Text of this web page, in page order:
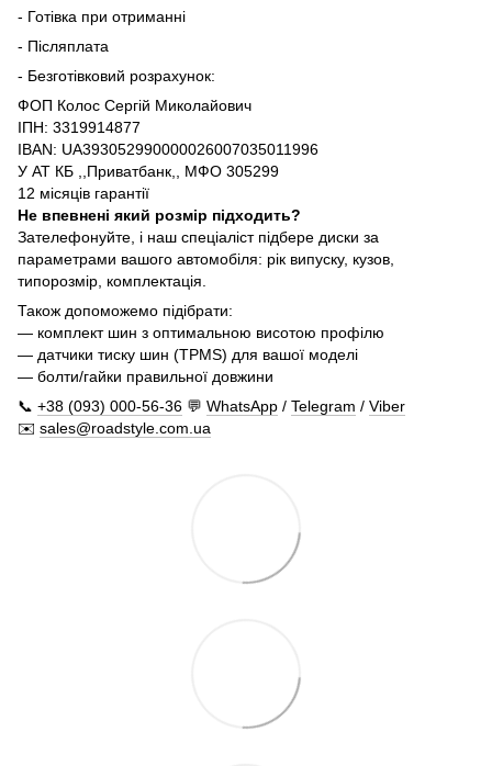
- Готівка при отриманні
- Післяплата
- Безготівковий розрахунок:
ФОП Колос Сергій Миколайович
ІПН: 3319914877
IBAN: UA393052990000026007035011996
У АТ КБ ,,Приватбанк,, МФО 305299
12 місяців гарантії
Не впевнені який розмір підходить?
Зателефонуйте, і наш спеціаліст підбере диски за
параметрами вашого автомобіля: рік випуску, кузов,
типорозмір, комплектація.
Також допоможемо підібрати:
— комплект шин з оптимальною висотою профілю
— датчики тиску шин (TPMS) для вашої моделі
— болти/гайки правильної довжини
📞 +38 (093) 000-56-36 💬 WhatsApp / Telegram / Viber
✉️ sales@roadstyle.com.ua